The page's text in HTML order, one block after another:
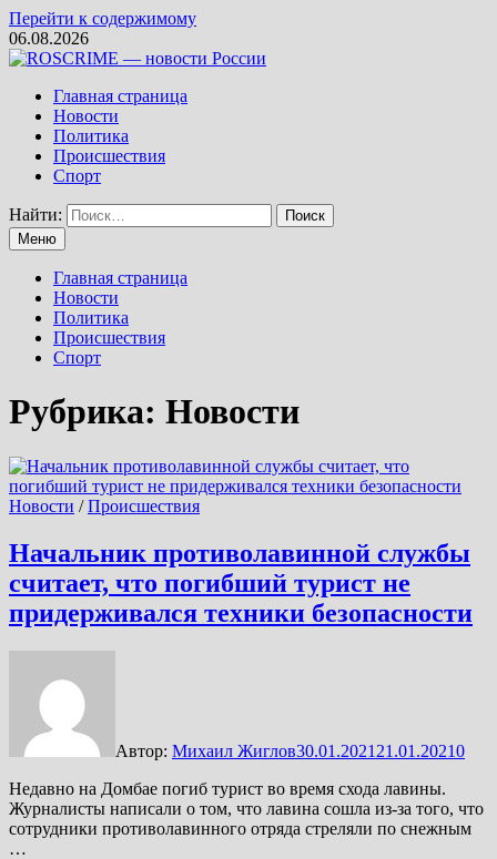
Перейти к содержимому
06.08.2026
Главная страница
Новости
Политика
Происшествия
Спорт
Найти:
Меню
Главная страница
Новости
Политика
Происшествия
Спорт
Рубрика: Новости
Новости /Происшествия
Начальник противолавинной службы
считает, что погибший турист не
придерживался техники безопасности
Автор: Михаил Жиглов30.01.2021 21.01.20210
Недавно на Домбае погиб турист во время схода лавины.
Журналисты написали о том, что лавина сошла из-за того, что
сотрудники противолавинного отряда стреляли по снежным
…